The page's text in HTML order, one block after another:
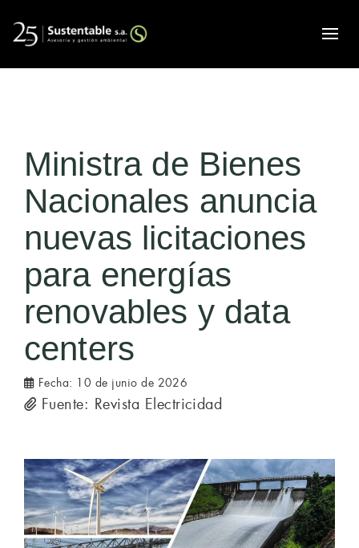
Ministra de Bienes
Nacionales anuncia
nuevas licitaciones
para energías
renovables y data
centers
Fecha: 10 de junio de 2026
Fuente: Revista Electricidad